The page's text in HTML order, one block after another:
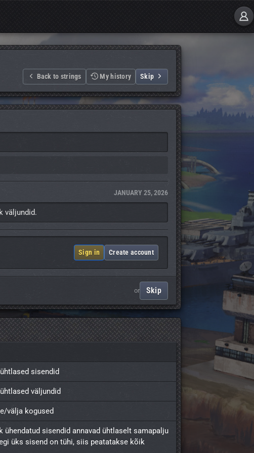
Back to strings My history Skip
JANUARY 25, 2026
väljundid.
Sign in Create account
or Skip
sisendid
väljundid
välja kogused
ühendatud sisendid annavad ühtlaselt samapalju
üks sisend on tühi, siis peatatakse kõik